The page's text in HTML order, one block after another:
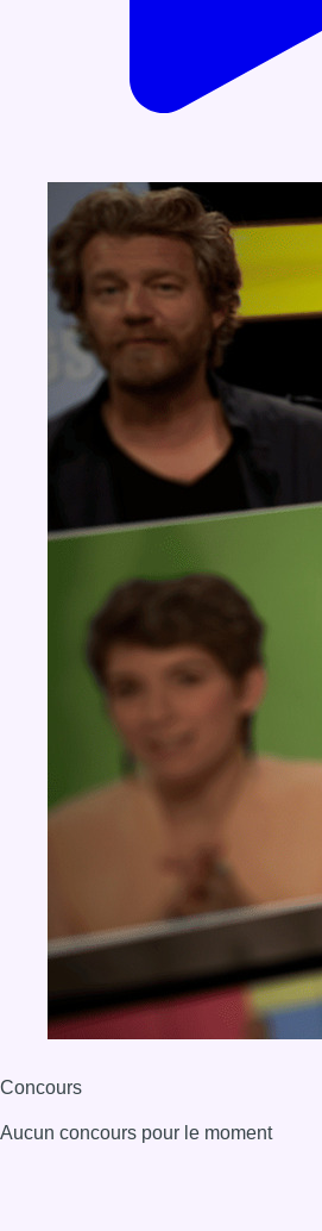
Concours
Aucun concours pour le moment